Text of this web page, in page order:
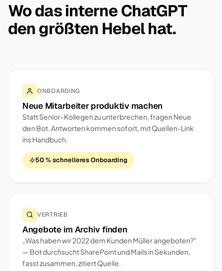
Wo das interne ChatGPT
den größten Hebel hat.
ONBOARDING
Neue Mitarbeiter produktiv machen
Statt Senior-Kollegen zu unterbrechen, fragen Neue
den Bot. Antworten kommen sofort, mit Quellen-Link
ins Handbuch.
50 % schnelleres Onboarding
VERTRIEB
Angebote im Archiv finden
„Was haben wir 2022 dem Kunden Müller angeboten?"
— Bot durchsucht SharePoint und Mails in Sekunden,
fasst zusammen, zitiert Quelle.